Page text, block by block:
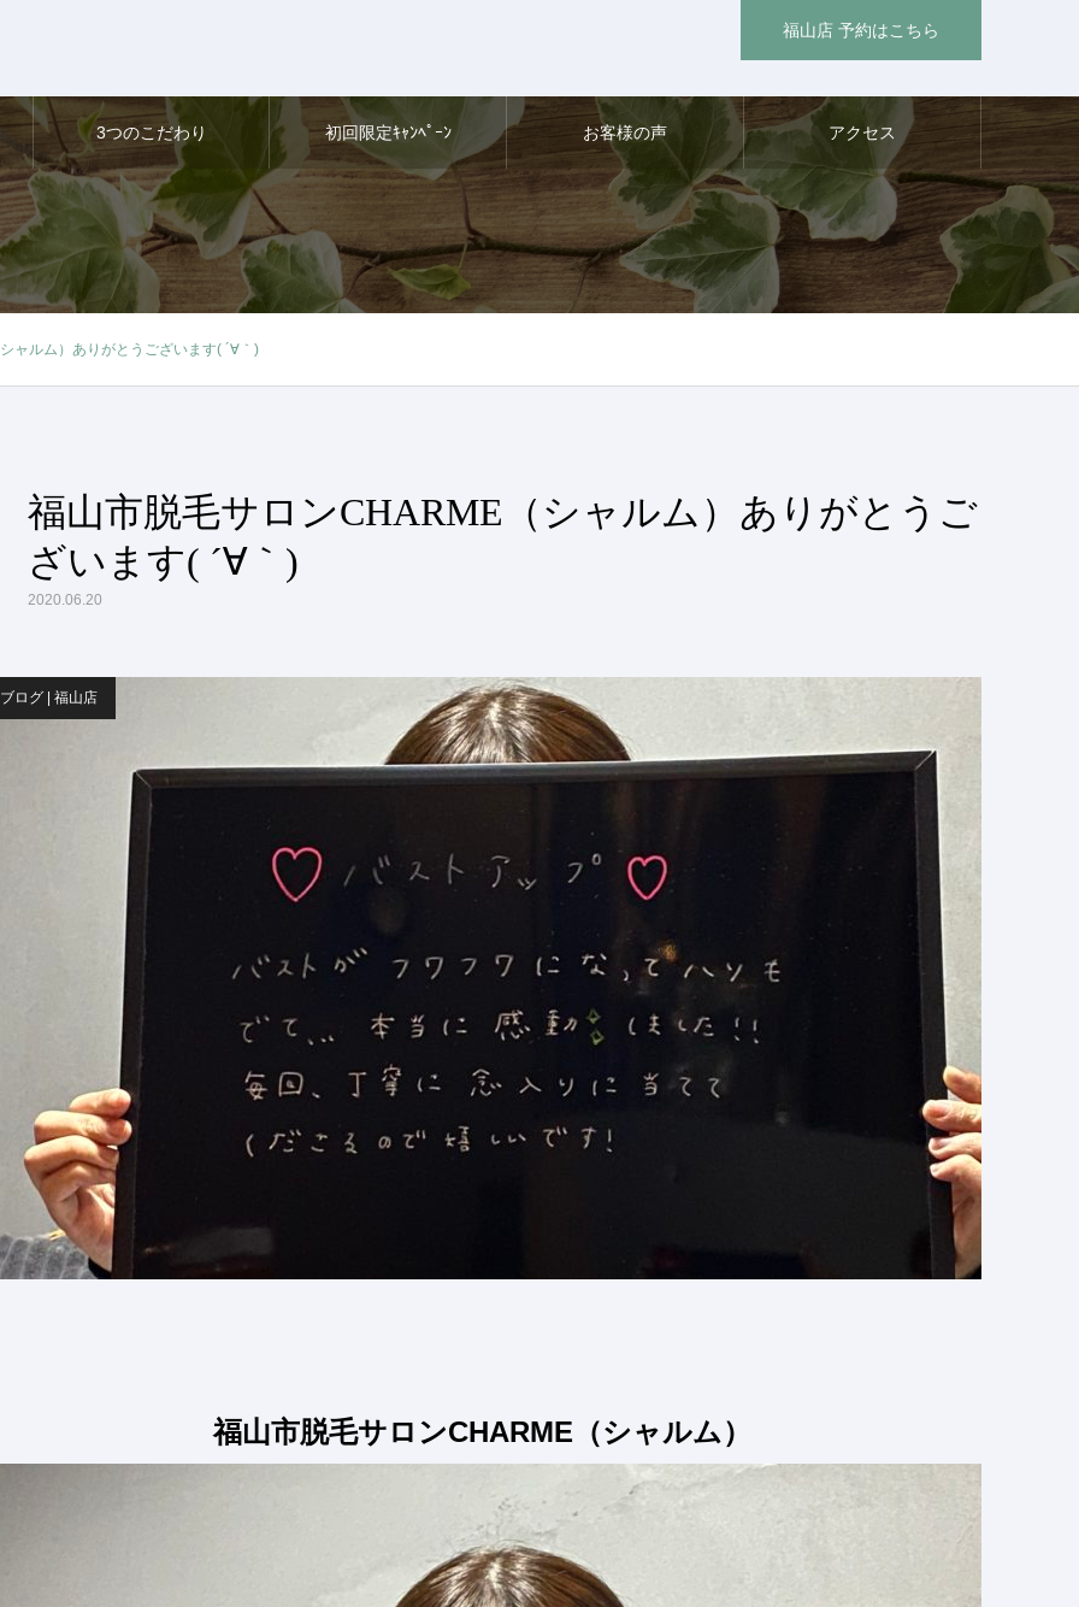
福山店 予約はこちら
3つのこだわり 初回限定ｷｬﾝﾍﾟｰﾝ お客様の声 アクセス
ャルム）ありがとうございます( ´∀｀)
福山市脱毛サロンCHARME（シャルム）ありがとうご
ざいます( ´∀｀)
2020.06.20
ブログ | 福山店
福山市脱毛サロンCHARME（シャルム）